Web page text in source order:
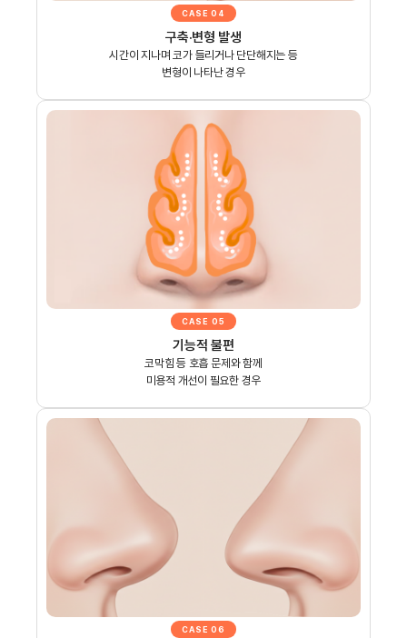
CASE 04
구축·변형 발생
시간이 지나며 코가 들리거나 단단해지는 등
변형이 나타난 경우
CASE 05
기능적 불편
코막힘 등 호흡 문제와 함께
미용적 개선이 필요한 경우
CASE 06